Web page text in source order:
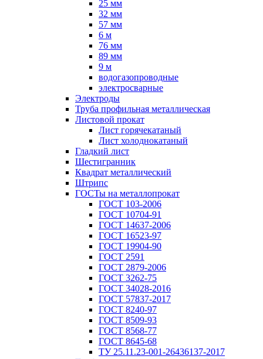
25 мм
32 мм
57 мм
6 м
76 мм
89 мм
9 м
водогазопроводные
электросварные
Электроды
Труба профильная металлическая
Листовой прокат
Лист горячекатаный
Лист холоднокатаный
Гладкий лист
Шестигранник
Квадрат металлический
Штрипс
ГОСТы на металлопрокат
ГОСТ 103-2006
ГОСТ 10704-91
ГОСТ 14637-2006
ГОСТ 16523-97
ГОСТ 19904-90
ГОСТ 2591
ГОСТ 2879-2006
ГОСТ 3262-75
ГОСТ 34028-2016
ГОСТ 57837-2017
ГОСТ 8240-97
ГОСТ 8509-93
ГОСТ 8568-77
ГОСТ 8645-68
ТУ 25.11.23-001-26436137-2017